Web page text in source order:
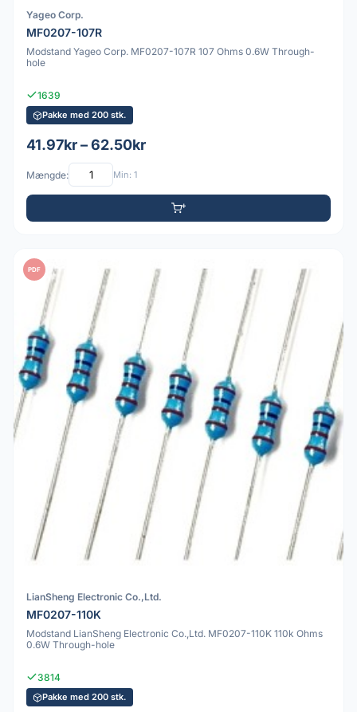
Yageo Corp.
MF0207-107R
Modstand Yageo Corp. MF0207-107R 107 Ohms 0.6W Through-
hole
1639
Pakke med 200 stk.
41.97kr – 62.50kr
Mængde: Min: 1
PDF
LianSheng Electronic Co.,Ltd.
MF0207-110K
Modstand LianSheng Electronic Co.,Ltd. MF0207-110K 110k Ohms
0.6W Through-hole
3814
Pakke med 200 stk.